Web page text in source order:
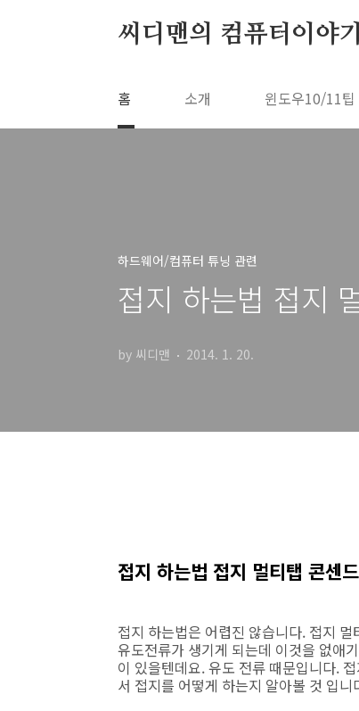
씨디맨의 컴퓨터이야기
홈 소개 윈도우10/11팁
하드웨어/컴퓨터 튜닝 관련
접지 하는법 접지
by 씨디맨 2014. 1. 20.
접지 하는법 접지 멀티탭 콘센
접지 하는법은 어렵진 않습니다. 접지
유도전류가 생기게 되는데 이것을 없애
이 있을텐데요. 유도 전류 때문입니다.
서 접지를 어떻게 하는지 알아볼 것 입니